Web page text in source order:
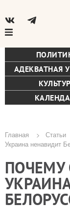
АДЕКВАТНАЯ
Строка
Главная Статьи
Украина ненавидит
ПОЧЕМУ